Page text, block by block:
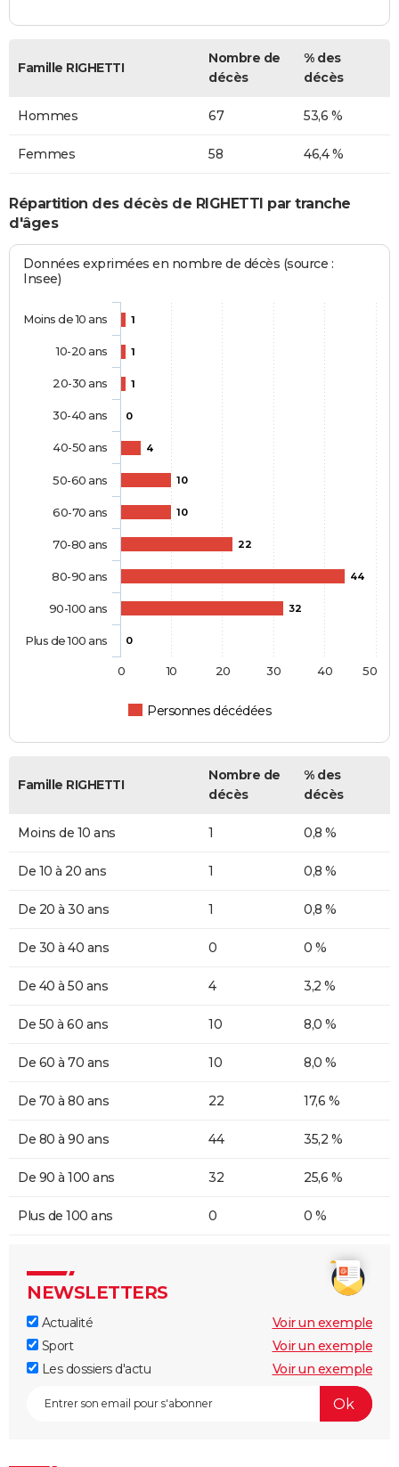
Famille RIGHETTI
Nombre de
décès
% des
décès
Hommes 67 53,6 %
Femmes 58 46,4 %
Répartition des décès de RIGHETTI par tranche
d'âges
Données exprimées en nombre de décès (source :
Insee)
1
1
1
0
4
10
10
22
44
32
0
Personnes décédées
Moins de 10 ans
10-20 ans
20-30 ans
30-40 ans
40-50 ans
50-60 ans
60-70 ans
70-80 ans
80-90 ans
90-100 ans
Plus de 100 ans
0 10 20 30 40 50
Famille RIGHETTI
Nombre de
décès
% des
décès
Moins de 10 ans 1 0,8 %
De 10 à 20 ans 1 0,8 %
De 20 à 30 ans 1 0,8 %
De 30 à 40 ans 0 0 %
De 40 à 50 ans 4 3,2 %
De 50 à 60 ans 10 8,0 %
De 60 à 70 ans 10 8,0 %
De 70 à 80 ans 22 17,6 %
De 80 à 90 ans 44 35,2 %
De 90 à 100 ans 32 25,6 %
Plus de 100 ans 0 0 %
NEWSLETTERS
Actualité
Voir un exemple
Sport
Voir un exemple
Les dossiers d'actu
Voir un exemple